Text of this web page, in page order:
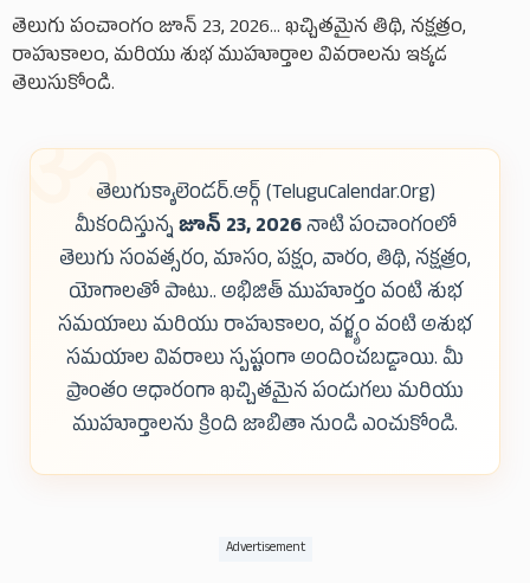
తెలుగు పంచాంగం జూన్ 23, 2026... ఖచ్చితమైన తిథి, నక్షత్రం,
రాహుకాలం, మరియు శుభ ముహూర్తాల వివరాలను ఇక్కడ
తెలుసుకోండి.
తెలుగుక్యాలెండర్.ఆర్గ్ (TeluguCalendar.Org)
మీకందిస్తున్న జూన్ 23, 2026నాటి పంచాంగంలో
తెలుగు సంవత్సరం, మాసం, పక్షం, వారం, తిథి, నక్షత్రం,
యోగాలతో పాటు.. అభిజిత్ ముహూర్తం వంటి శుభ
సమయాలు మరియు రాహుకాలం, వర్జ్యం వంటి అశుభ
సమయాల వివరాలు స్పష్టంగా అందించబడ్డాయి. మీ
ప్రాంతం ఆధారంగా ఖచ్చితమైన పండుగలు మరియు
ముహూర్తాలను క్రింది జాబితా నుండి ఎంచుకోండి.
Advertisement